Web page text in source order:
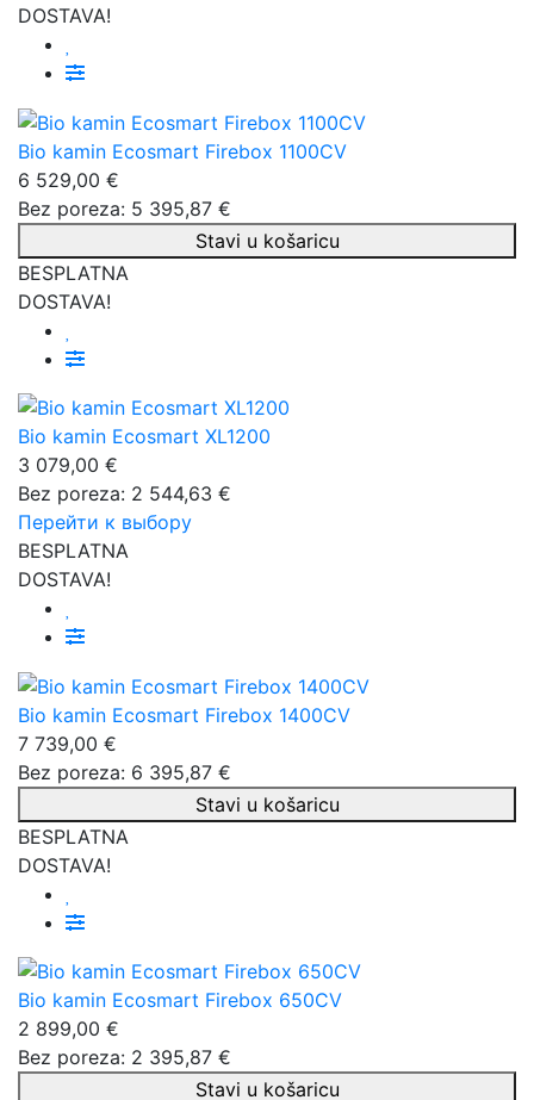
DOSTAVA!
Bio kamin Ecosmart Firebox 1100CV
6 529,00 €
Bez poreza: 5 395,87 €
Stavi u košaricu
BESPLATNA
DOSTAVA!
Bio kamin Ecosmart XL1200
3 079,00 €
Bez poreza: 2 544,63 €
Перейти к выбору
BESPLATNA
DOSTAVA!
Bio kamin Ecosmart Firebox 1400CV
7 739,00 €
Bez poreza: 6 395,87 €
Stavi u košaricu
BESPLATNA
DOSTAVA!
Bio kamin Ecosmart Firebox 650CV
2 899,00 €
Bez poreza: 2 395,87 €
Stavi u košaricu